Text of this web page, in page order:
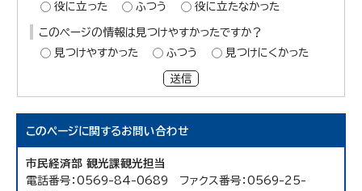
役に立った
ふつう 役に立たなかった
このページの情報は見つけやすかったですか？
見つけやすかった
ふつう 見つけにくかった
送信
このページに関するお問い合わせ
市民経済部 観光課観光担当
電話番号：0569-84-0689 ファクス番号：0569-25-